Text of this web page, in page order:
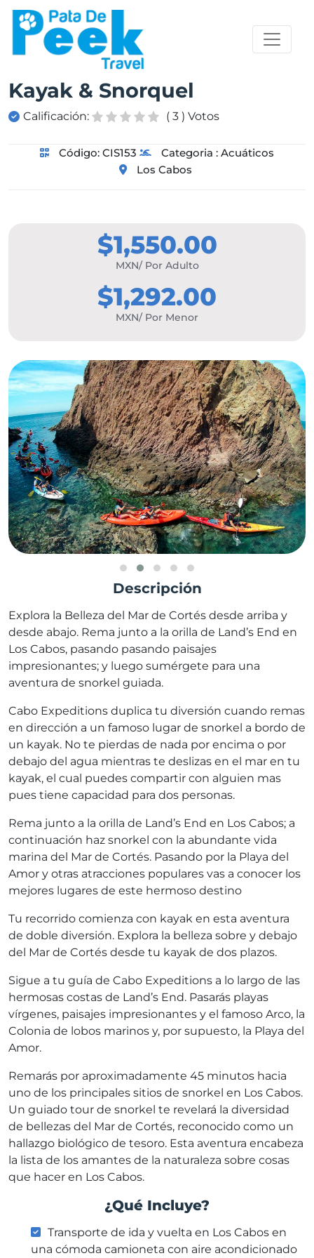
Kayak & Snorquel
Calificación: ( 3 ) Votos
Código: CIS153 Categoria : Acuáticos
Los Cabos
$1,550.00
MXN/ Por Adulto
$1,292.00
MXN/ Por Menor
Descripción
Explora la Belleza del Mar de Cortés desde arriba y
desde abajo. Rema junto a la orilla de Land’s End en
Los Cabos, pasando pasando paisajes
impresionantes; y luego sumérgete para una
aventura de snorkel guiada.
Cabo Expeditions duplica tu diversión cuando remas
en dirección a un famoso lugar de snorkel a bordo de
un kayak. No te pierdas de nada por encima o por
debajo del agua mientras te deslizas en el mar en tu
kayak, el cual puedes compartir con alguien mas
pues tiene capacidad para dos personas.
Rema junto a la orilla de Land’s End en Los Cabos; a
continuación haz snorkel con la abundante vida
marina del Mar de Cortés. Pasando por la Playa del
Amor y otras atracciones populares vas a conocer los
mejores lugares de este hermoso destino
Tu recorrido comienza con kayak en esta aventura
de doble diversión. Explora la belleza sobre y debajo
del Mar de Cortés desde tu kayak de dos plazos.
Sigue a tu guía de Cabo Expeditions a lo largo de las
hermosas costas de Land’s End. Pasarás playas
vírgenes, paisajes impresionantes y el famoso Arco, la
Colonia de lobos marinos y, por supuesto, la Playa del
Amor.
Remarás por aproximadamente 45 minutos hacia
uno de los principales sitios de snorkel en Los Cabos.
Un guiado tour de snorkel te revelará la diversidad
de bellezas del Mar de Cortés, reconocido como un
hallazgo biológico de tesoro. Esta aventura encabeza
la lista de los amantes de la naturaleza sobre cosas
que hacer en Los Cabos.
¿Qué Incluye?
Transporte de ida y vuelta en Los Cabos en
una cómoda camioneta con aire acondicionado